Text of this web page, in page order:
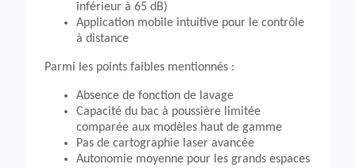
inférieur à 65 dB)
Application mobile intuitive pour le contrôle
à distance
Parmi les points faibles mentionnés :
Absence de fonction de lavage
Capacité du bac à poussière limitée
comparée aux modèles haut de gamme
Pas de cartographie laser avancée
Autonomie moyenne pour les grands espaces